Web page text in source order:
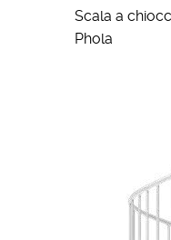
Scala a
Phola